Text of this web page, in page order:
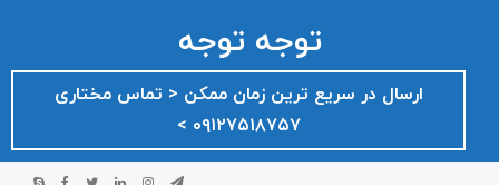
توجه توجه
ارسال در سریع ترین زمان ممکن ‌< تماس مختاری
۰۹۱۲۷۵۱۸۷۵۷ >